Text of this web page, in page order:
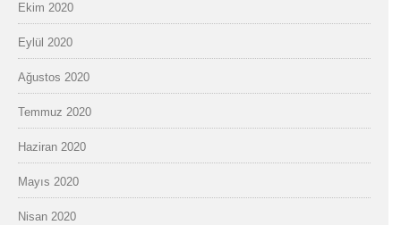
Ekim 2020
Eylül 2020
Ağustos 2020
Temmuz 2020
Haziran 2020
Mayıs 2020
Nisan 2020